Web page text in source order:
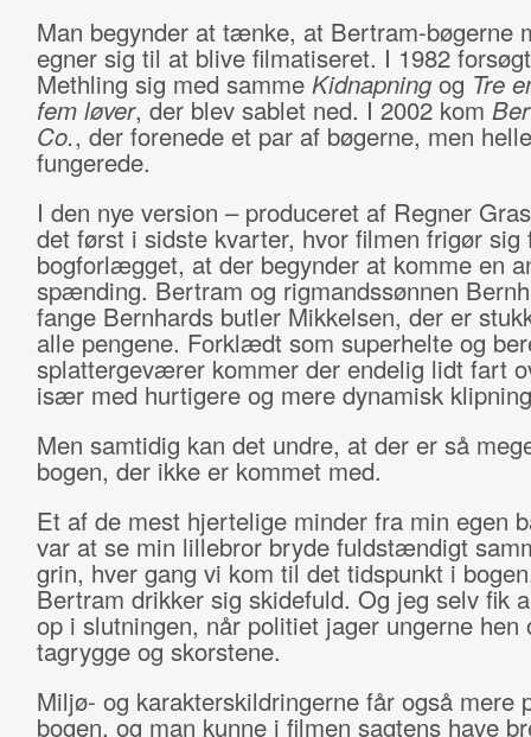
Man begynder at tænke, at Bertram-bøgerne
egner sig til at blive filmatiseret. I 1982
Methling sig med samme Kidnapningog Tre
fem løver, der blev sablet ned. I 2002 kom
Co., der forenede et par af bøgerne, men
fungerede.
I den nye version – produceret af Regner
det først i sidste kvarter, hvor filmen frigør sig
bogforlægget, at der begynder at komme en
spænding. Bertram og rigmandssønnen
fange Bernhards butler Mikkelsen, der er
alle pengene. Forklædt som superhelte og
splattergeværer kommer der endelig lidt fart
især med hurtigere og mere dynamisk
Men samtidig kan det undre, at der er så
bogen, der ikke er kommet med.
Et af de mest hjertelige minder fra min egen
var at se min lillebror bryde fuldstændigt
grin, hver gang vi kom til det tidspunkt i
Bertram drikker sig skidefuld. Og jeg selv fik
op i slutningen, når politiet jager ungerne hen
tagrygge og skorstene.
Miljø- og karakterskildringerne får også mere
bogen, og man kunne i filmen sagtens have